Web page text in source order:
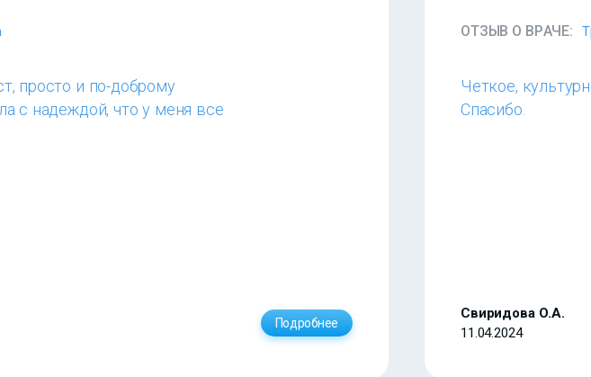
просто и по-доброму
с надеждой, что у меня все
Подробнее
ОТЗЫВ О ВРАЧЕ:
Четкое,
Спасибо.
Свиридова О.А.
11.04.2024